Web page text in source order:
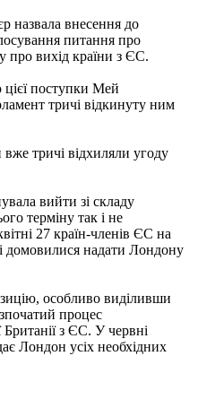
назвала внесення до
питання про
про вихід країни з ЄС.
цієї поступки Мей
тричі відкинуту ним
тричі відхиляли угоду
вийти зі складу
терміну так і не
27 країн-членів ЄС на
домовилися надати Лондону
особливо виділивши
процес
з ЄС. У червні
Лондон усіх необхідних